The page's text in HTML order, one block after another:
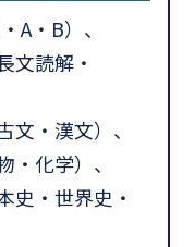
A・B）、
文読解・
文・漢文）、
・化学）、
史・世界史・